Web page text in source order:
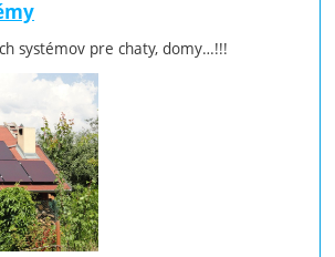
systémov pre chaty, domy…!!!